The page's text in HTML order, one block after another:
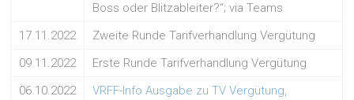
Boss oder Blitzableiter?“; via Teams
17.11.2022
Zweite Runde Tarifverhandlung Vergütung
09.11.2022
Erste Runde Tarifverhandlung Vergütung
06.10.2022
VRFF-Info Ausgabe zu TV Vergütung,